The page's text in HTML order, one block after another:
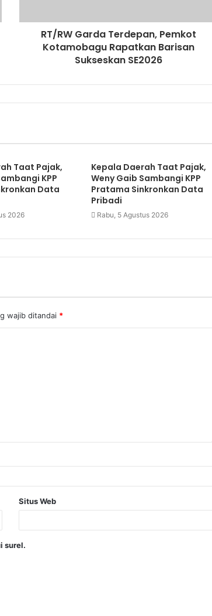
RT/RW Garda Terdepan, Pemkot
Kotamobagu Rapatkan Barisan
Sukseskan SE2026
Taat Pajak,
KPP
Data
2026
Kepala Daerah Taat Pajak,
Weny Gaib Sambangi KPP
Pratama Sinkronkan Data
Pribadi
Rabu, 5 Agustus 2026
wajib ditandai *
Situs Web
surel.